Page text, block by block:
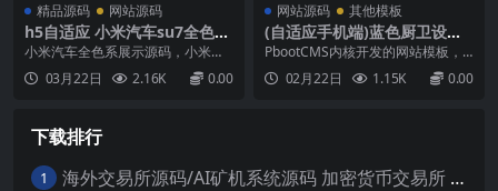
精品源码 网站源码
h5自适应 小米汽车su7全色系
展示源码/小米汽车html源码
小米汽车全色系展示源码，小米汽
车su7全色系展示源码纯HTML，直
接将压缩包上传网站目录解压即
03月22日 2.16K 0.00
网站源码 其他模板
(自适应手机端)蓝色厨卫设备
网站源码 厨房水龙头阀门水槽
网站pbootcms模板
PbootCMS内核开发的网站模板，
该模板适用于厨卫设备网站、水龙
头阀门网站等企业，当然其他行业
面均都能完全自定义标...
02月22日 1.15K 0.00
下载排行
1 海外交易所源码/AI矿机系统源码 加密货币交易所 智能交易所源码